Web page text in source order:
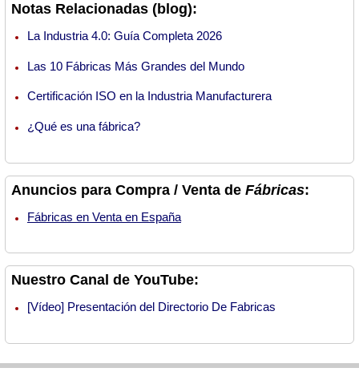
Notas Relacionadas (blog):
La Industria 4.0: Guía Completa 2026
Las 10 Fábricas Más Grandes del Mundo
Certificación ISO en la Industria Manufacturera
¿Qué es una fábrica?
Anuncios para Compra / Venta de Fábricas:
Fábricas en Venta en España
Nuestro Canal de YouTube:
[Vídeo] Presentación del Directorio De Fabricas